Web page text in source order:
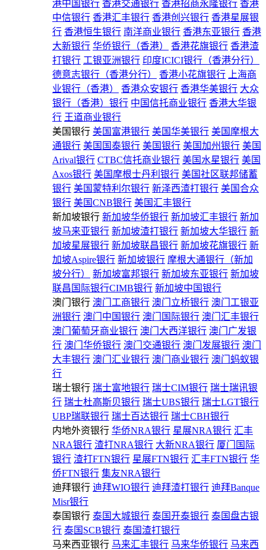
港中国银行 香港交通银行 香港招商永隆银行 香港
中信银行 香港汇丰银行 香港创兴银行 香港星展银
行 香港恒生银行 南洋商业银行 香港东亚银行 香港
大新银行 华侨银行（香港） 香港花旗银行 香港渣
打银行 工银亚洲银行 印度ICICI银行（香港分行）
德意志银行（香港分行）
香港小花旗银行
上海商
业银行（香港）
香港众安银行 香港华美银行 大众
银行（香港）银行 中国信托商业银行 香港大华银
行 王道商业银行
美国银行 美国富港银行 美国华美银行 美国摩根大
通银行 美国国泰银行 美国银行 美国加州银行 美国
Arival银行 CTBC信托商业银行 美国水星银行 美国
Axos银行 美国摩根士丹利银行 美国社区联邦储蓄
银行 美国蒙特利尔银行 新泽西渣打银行 美国合众
银行 美国CNB银行 美国汇丰银行
新加坡银行 新加坡华侨银行 新加坡汇丰银行 新加
坡马来亚银行 新加坡渣打银行 新加坡大华银行 新
加坡星展银行 新加坡联昌银行 新加坡花旗银行 新
加坡Aspire银行 新加坡银行 摩根大通银行（新加
坡分行）
新加坡富邦银行 新加坡东亚银行 新加坡
联昌国际银行CIMB银行 新加坡中国银行
澳门银行 澳门工商银行 澳门立桥银行 澳门工银亚
洲银行 澳门中国银行 澳门国际银行 澳门汇丰银行
澳门葡萄牙商业银行 澳门大西洋银行 澳门广发银
行 澳门华侨银行 澳门交通银行 澳门发展银行 澳门
大丰银行 澳门汇业银行 澳门商业银行 澳门蚂蚁银
行
瑞士银行 瑞士富地银行 瑞士CIM银行 瑞士瑞讯银
行 瑞士杜高斯贝银行 瑞士UBS银行 瑞士LGT银行
UBP瑞联银行 瑞士百达银行 瑞士CBH银行
内地外资银行 华侨NRA银行 星展NRA银行 汇丰
NRA银行 渣打NRA银行 大新NRA银行 厦门国际
银行 渣打FTN银行 星展FTN银行 汇丰FTN银行 华
侨FTN银行 集友NRA银行
迪拜银行 迪拜WIO银行 迪拜渣打银行 迪拜Banque
Misr银行
泰国银行 泰国大城银行 泰国开泰银行 泰国盘古银
行 泰国SCB银行 泰国渣打银行
马来西亚银行 马来汇丰银行 马来华侨银行 马来西